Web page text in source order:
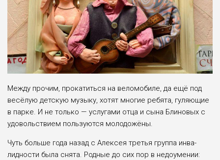
Между прочим, прокатить­ся на веломобиле, да ещё под
весёлую детскую музыку, хотят многие ребята, гуляю­щие
в парке. И не только — услугами отца и сына Блино­вых с
удовольствием пользу­ются молодожёны.
Чуть больше года назад с Алексея третья группа инва­
лидности была снята. Родные до сих пор в недоумении: